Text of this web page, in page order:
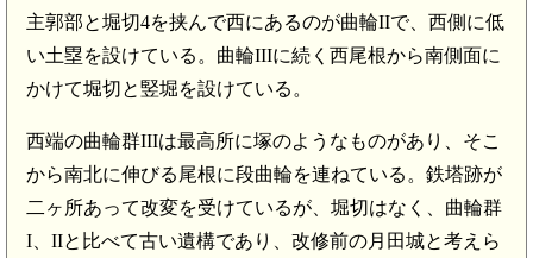
主郭部と堀切4を挟んで西にあるのが曲輪IIで、西側に低
い土塁を設けている。曲輪IIIに続く西尾根から南側面に
かけて堀切と竪堀を設けている。
西端の曲輪群IIIは最高所に塚のようなものがあり、そこ
から南北に伸びる尾根に段曲輪を連ねている。鉄塔跡が
二ヶ所あって改変を受けているが、堀切はなく、曲輪群
I、IIと比べて古い遺構であり、改修前の月田城と考えら